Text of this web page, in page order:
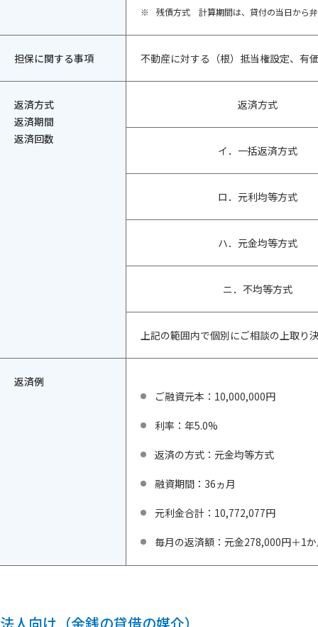
※
残債方式 計算期間は、貸付の当日から
担保に関する事項 不動産に対する（根）抵当権設定、有
返済方式
返済期間
返済回数
返済方式
イ．一括返済方式
ロ．元利均等方式
ハ．元金均等方式
ニ．不均等方式
上記の範囲内で個別にご相談の上取り
返済例
ご融資元本：10,000,000円
利率：年5.0%
返済の方式：元金均等方式
融資期間：36ヵ月
元利金合計：10,772,077円
毎月の返済額：元金278,000円＋1